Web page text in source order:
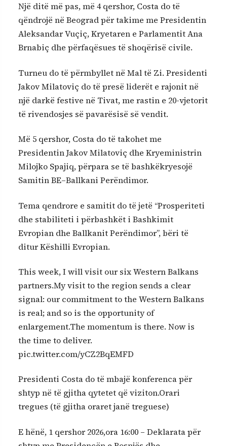
Një ditë më pas, më 4 qershor, Costa do të
qëndrojë në Beograd për takime me Presidentin
Aleksandar Vuçiç, Kryetaren e Parlamentit Ana
Brnabiç dhe përfaqësues të shoqërisë civile.
Turneu do të përmbyllet në Mal të Zi. Presidenti
Jakov Milatoviç do të presë liderët e rajonit në
një darkë festive në Tivat, me rastin e 20-vjetorit
të rivendosjes së pavarësisë së vendit.
Më 5 qershor, Costa do të takohet me
Presidentin Jakov Milatoviç dhe Kryeministrin
Milojko Spajiq, përpara se të bashkëkryesojë
Samitin BE–Ballkani Perëndimor.
Tema qendrore e samitit do të jetë “Prosperiteti
dhe stabiliteti i përbashkët i Bashkimit
Evropian dhe Ballkanit Perëndimor”, bëri të
ditur Këshilli Evropian.
This week, I will visit our six Western Balkans
partners.My visit to the region sends a clear
signal: our commitment to the Western Balkans
is real; and so is the opportunity of
enlargement.The momentum is there. Now is
the time to deliver.
pic.twitter.com/yCZ2BqEMFD
Presidenti Costa do të mbajë konferenca për
shtyp në të gjitha qytetet që viziton.Orari
tregues (të gjitha oraret janë treguese)
E hënë, 1 qershor 2026,ora 16:00 – Deklarata për